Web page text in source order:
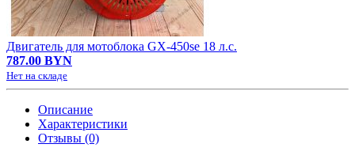
Двигатель для мотоблока GX-450se 18 л.с.
787.00 BYN
Нет на складе
Описание
Характеристики
Отзывы (0)